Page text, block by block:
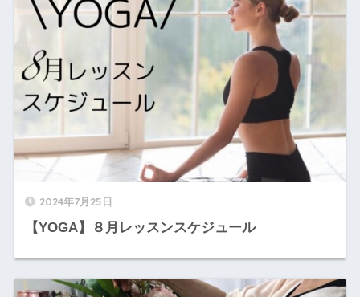
2024年7月25日
【YOGA】８月レッスンスケジュール